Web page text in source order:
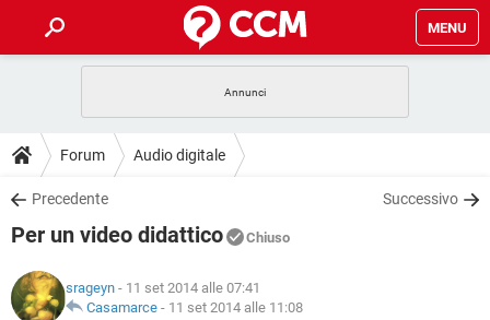
MENU
INTRATTENIMENTO
iOS
INSTAGRAM WHATSAPP
TIKTOK
HARDWARE
GUIDE
COVID-19
INSTAGRAM
DOWNLOAD
COVID-19 GAMING
INTRATTENIMENTO
iOS WINDOWS 10
COVID-19
GLOSSARIO
Forum Audio digitale
Precedente Successivo
Per un video didattico Chiuso
srageyn - 11 set 2014 alle 07:41
Casamarce - 11 set 2014 alle 11:08